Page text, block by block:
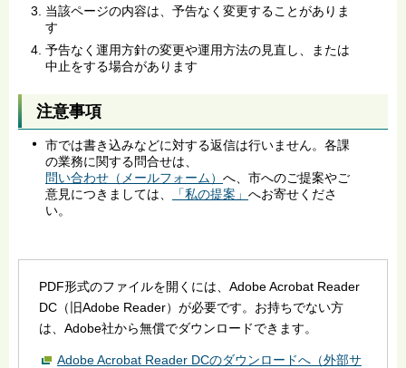
当該ページの内容は、予告なく変更することがありま
す
予告なく運用方針の変更や運用方法の見直し、または
中止をする場合があります
注意事項
市では書き込みなどに対する返信は行いません。各課
の業務に関する問合せは、
問い合わせ（メールフォーム） へ、市へのご提案やご
意見につきましては、
「私の提案」 へお寄せくださ
い。
PDF形式のファイルを開くには、Adobe Acrobat Reader
DC（旧Adobe Reader）が必要です。お持ちでない方
は、Adobe社から無償でダウンロードできます。
Adobe Acrobat Reader DCのダウンロードへ（外部サ